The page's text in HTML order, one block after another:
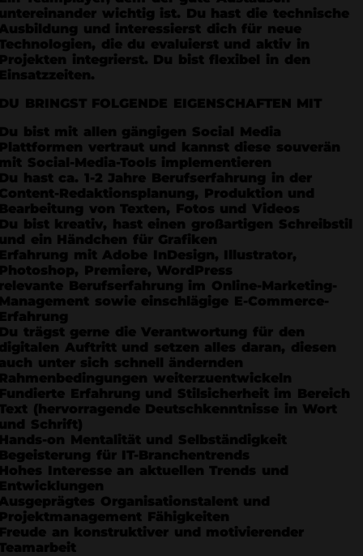
wichtig ist. Du hast die technische
und interessierst dich für neue
die du evaluierst und aktiv in
integrierst. Du bist flexibel in den
BRINGST FOLGENDE EIGENSCHAFTEN MIT
bist mit allen gängigen Social Media
vertraut und kannst diese souverän
Social-Media-Tools implementieren
hast ca. 1-2 Jahre Berufserfahrung in der
Redaktionsplanung, Produktion und
von Texten, Fotos und Videos
bist kreativ, hast einen großartigen Schreibstil
ein Händchen für Grafiken
mit Adobe InDesign, Illustrator,
Premiere, WordPress
Berufserfahrung im Online-Marketing-
sowie einschlägige E-Commerce-
trägst gerne die Verantwortung für den
Auftritt und setzen alles daran, diesen
unter sich schnell ändernden
weiterzuentwickeln
Erfahrung und Stilsicherheit im Bereich
(hervorragende Deutschkenntnisse in Wort
Schrift)
on Mentalität und Selbständigkeit
für IT-Branchentrends
Interesse an aktuellen Trends und
Organisationstalent und
Fähigkeiten
an konstruktiver und motivierender